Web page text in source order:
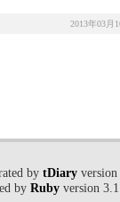
2013年03月
by tDiary
by Ruby version